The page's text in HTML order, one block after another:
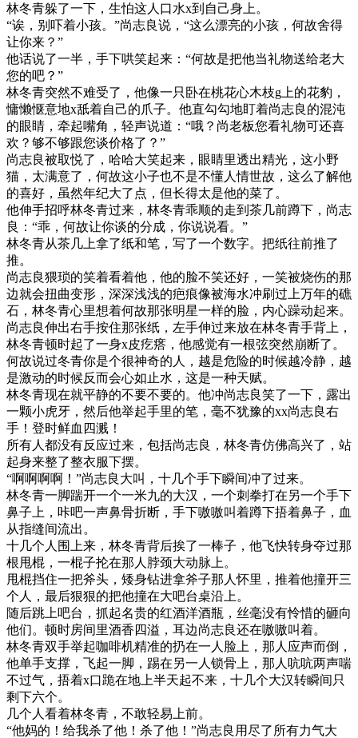
林冬青躲了一下，生怕这人口水x到自己身上。
“诶，别吓着小孩。”尚志良说，“这么漂亮的小孩，何故舍得
让你来？”
他话说了一半，手下哄笑起来：“何故是把他当礼物送给老大
您的吧？”
林冬青突然不难受了，他像一只卧在桃花心木枝g上的花豹，
慵懒惬意地x舐着自己的爪子。他直勾勾地盯着尚志良的混沌
的眼睛，牵起嘴角，轻声说道：“哦？尚老板您看礼物可还喜
欢？够不够跟您谈价格了？”
尚志良被取悦了，哈哈大笑起来，眼睛里透出精光，这小野
猫，太满意了，何故这小子也不是不懂人情世故，这么了解他
的喜好，虽然年纪大了点，但长得太是他的菜了。
他伸手招呼林冬青过来，林冬青乖顺的走到茶几前蹲下，尚志
良：“乖，何故让你谈的分成，你说说看。”
林冬青从茶几上拿了纸和笔，写了一个数字。把纸往前推了
推。
尚志良猥琐的笑着看着他，他的脸不笑还好，一笑被烧伤的那
边就会扭曲变形，深深浅浅的疤痕像被海水冲刷过上万年的礁
石，林冬青心里想着何故那张明星一样的脸，内心躁动起来。
尚志良伸出右手按住那张纸，左手伸过来放在林冬青手背上，
林冬青顿时起了一身x皮疙瘩，他感觉有一根弦突然崩断了。
何故说过冬青你是个很神奇的人，越是危险的时候越冷静，越
是激动的时候反而会心如止水，这是一种天赋。
林冬青现在就平静的不要不要的。他冲尚志良笑了一下，露出
一颗小虎牙，然后他举起手里的笔，毫不犹豫的xx尚志良右
手！登时鲜血四溅！
所有人都没有反应过来，包括尚志良，林冬青仿佛高兴了，站
起身来整了整衣服下摆。
“啊啊啊啊！”尚志良大叫，十几个手下瞬间冲了过来。
林冬青一脚踹开一个一米九的大汉，一个刺拳打在另一个手下
鼻子上，咔吧一声鼻骨折断，手下嗷嗷叫着蹲下捂着鼻子，血
从指缝间流出。
十几个人围上来，林冬青背后挨了一棒子，他飞快转身夺过那
根甩棍，一棍子抡在那人脖颈大动脉上。
甩棍挡住一把斧头，矮身钻进拿斧子那人怀里，推着他撞开三
个人，最后狠狠的把他撞在大吧台桌沿上。
随后跳上吧台，抓起名贵的红酒洋酒瓶，丝毫没有怜惜的砸向
他们。顿时房间里酒香四溢，耳边尚志良还在嗷嗷叫着。
林冬青双手举起咖啡机精准的扔在一人脸上，那人应声而倒，
他单手支撑，飞起一脚，踢在另一人锁骨上，那人吭吭两声喘
不过气，捂着x口跪在地上半天起不来，十几个大汉转瞬间只
剩下六个。
几个人看着林冬青，不敢轻易上前。
“他妈的！给我杀了他！杀了他！”尚志良用尽了所有力气大